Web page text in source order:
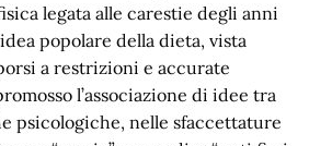
legata alle carestie degli anni
popolare della dieta, vista
a restrizioni e accurate
l’associazione di idee tra
psicologiche, nelle sfaccettature